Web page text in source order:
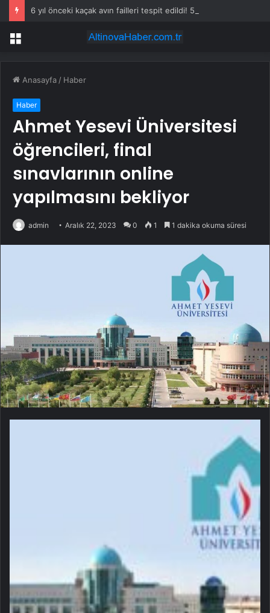
Menü
Anasayfa / Haber
Haber
Ahmet Yesevi Üniversitesi
öğrencileri, final
sınavlarının online
yapılmasını bekliyor
admin Aralık 22, 2023 0 1 1 dakika okuma süresi